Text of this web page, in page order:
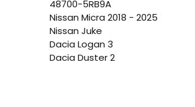
48700-5RB9A
Nissan Micra 2018 - 2025
Nissan Juke
Dacia Logan 3
Dacia Duster 2